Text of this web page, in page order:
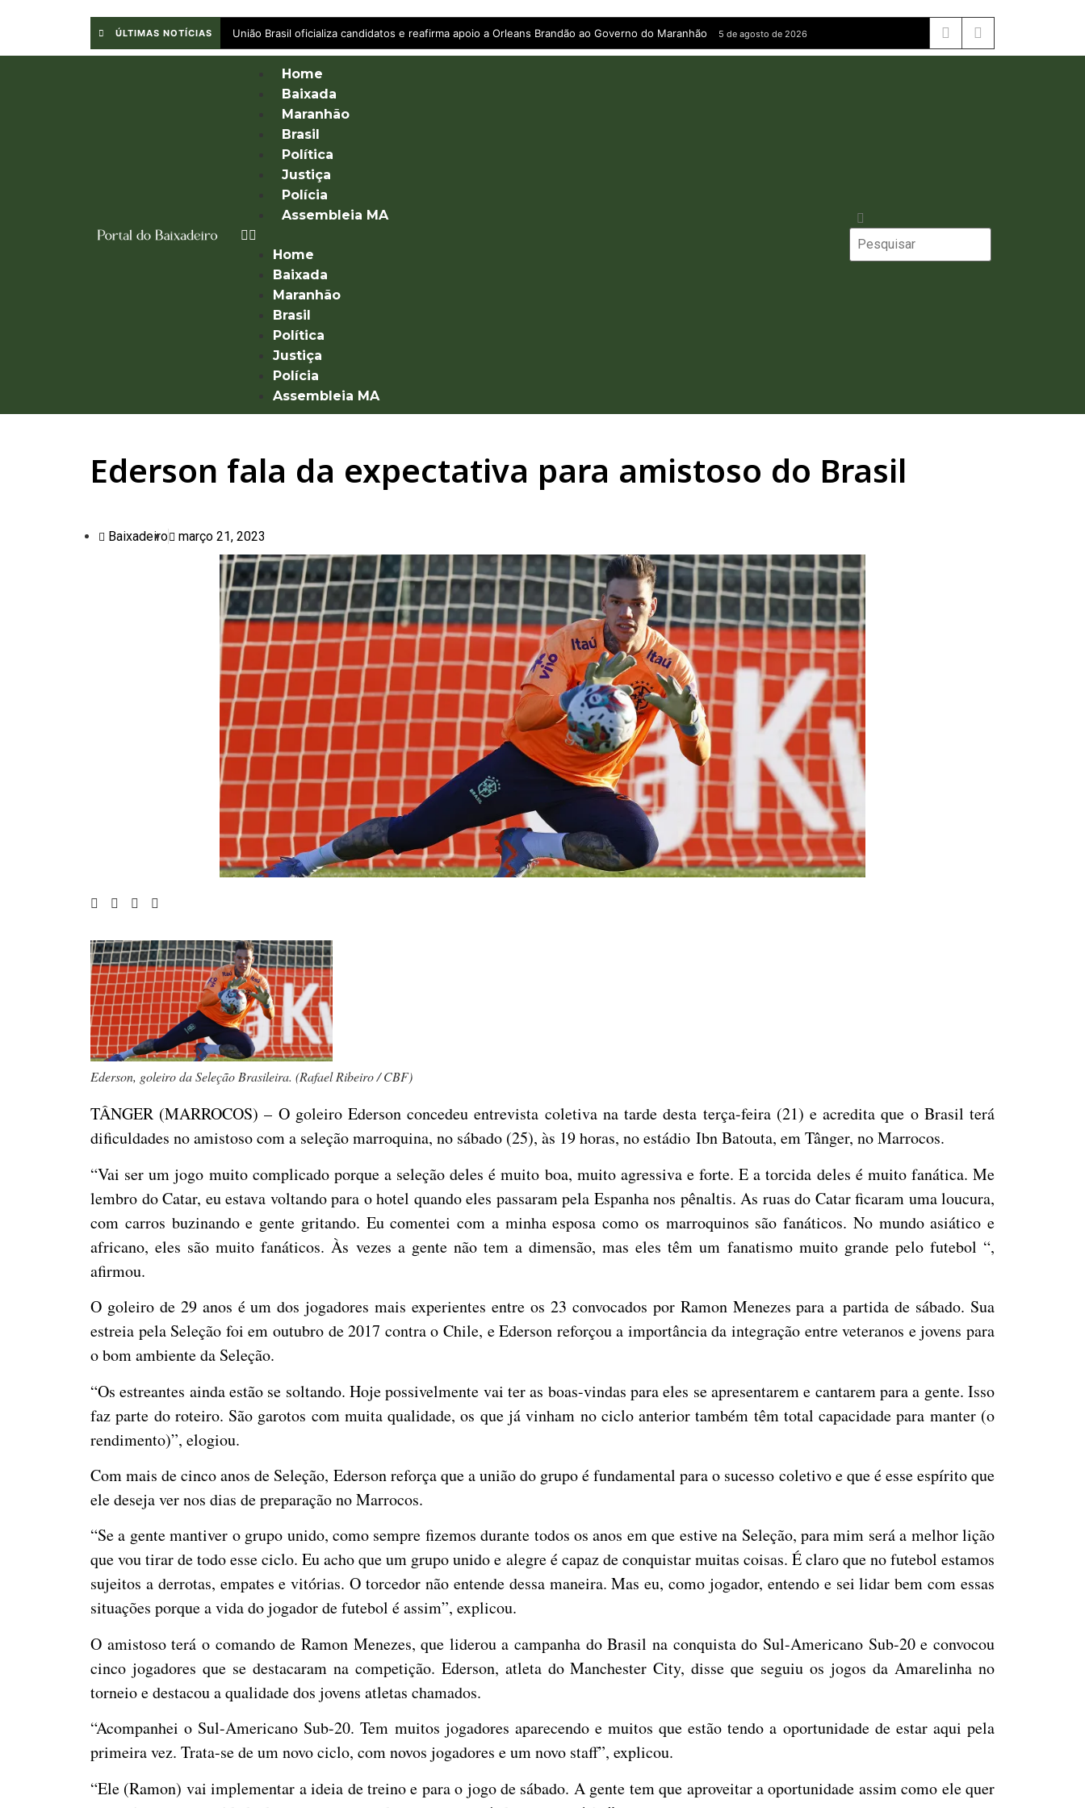
ÚLTIMAS NOTÍCIAS União Brasil oficializa candidatos e reafirma apoio a Orleans Brandão ao Governo do Maranhão 5 de agosto de 2026
Home
Baixada
Maranhão
Brasil
Política
Justiça
Polícia
Assembleia MA
Home
Baixada
Maranhão
Brasil
Política
Justiça
Polícia
Assembleia MA
Ederson fala da expectativa para amistoso do Brasil
Baixadeiro março 21, 2023
Ederson, goleiro da Seleção Brasileira. (Rafael Ribeiro / CBF)
TÂNGER (MARROCOS) – O goleiro Ederson concedeu entrevista coletiva na tarde desta terça-feira (21) e acredita que o Brasil terá
dificuldades no amistoso com a seleção marroquina, no sábado (25), às 19 horas, no estádio Ibn Batouta, em Tânger, no Marrocos.
“Vai ser um jogo muito complicado porque a seleção deles é muito boa, muito agressiva e forte. E a torcida deles é muito fanática. Me
lembro do Catar, eu estava voltando para o hotel quando eles passaram pela Espanha nos pênaltis. As ruas do Catar ficaram uma loucura,
com carros buzinando e gente gritando. Eu comentei com a minha esposa como os marroquinos são fanáticos. No mundo asiático e
africano, eles são muito fanáticos. Às vezes a gente não tem a dimensão, mas eles têm um fanatismo muito grande pelo futebol “,
afirmou.
O goleiro de 29 anos é um dos jogadores mais experientes entre os 23 convocados por Ramon Menezes para a partida de sábado. Sua
estreia pela Seleção foi em outubro de 2017 contra o Chile, e Ederson reforçou a importância da integração entre veteranos e jovens para
o bom ambiente da Seleção.
“Os estreantes ainda estão se soltando. Hoje possivelmente vai ter as boas-vindas para eles se apresentarem e cantarem para a gente. Isso
faz parte do roteiro. São garotos com muita qualidade, os que já vinham no ciclo anterior também têm total capacidade para manter (o
rendimento)”, elogiou.
Com mais de cinco anos de Seleção, Ederson reforça que a união do grupo é fundamental para o sucesso coletivo e que é esse espírito que
ele deseja ver nos dias de preparação no Marrocos.
“Se a gente mantiver o grupo unido, como sempre fizemos durante todos os anos em que estive na Seleção, para mim será a melhor lição
que vou tirar de todo esse ciclo. Eu acho que um grupo unido e alegre é capaz de conquistar muitas coisas. É claro que no futebol estamos
sujeitos a derrotas, empates e vitórias. O torcedor não entende dessa maneira. Mas eu, como jogador, entendo e sei lidar bem com essas
situações porque a vida do jogador de futebol é assim”, explicou.
O amistoso terá o comando de Ramon Menezes, que liderou a campanha do Brasil na conquista do Sul-Americano Sub-20 e convocou
cinco jogadores que se destacaram na competição. Ederson, atleta do Manchester City, disse que seguiu os jogos da Amarelinha no
torneio e destacou a qualidade dos jovens atletas chamados.
“Acompanhei o Sul-Americano Sub-20. Tem muitos jogadores aparecendo e muitos que estão tendo a oportunidade de estar aqui pela
primeira vez. Trata-se de um novo ciclo, com novos jogadores e um novo staff”, explicou.
“Ele (Ramon) vai implementar a ideia de treino e para o jogo de sábado. A gente tem que aproveitar a oportunidade assim como ele quer